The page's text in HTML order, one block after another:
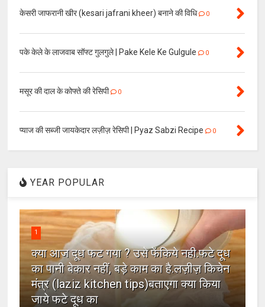
केसरी जाफरानी खीर (kesari jafrani kheer) बनाने की विधि 0
पके केले के लाजवाब सॉफ्ट गुलगुले | Pake Kele Ke Gulgule 0
मसूर की दाल के कोफ्ते की रेसिपी 0
प्याज की सब्जी जायकेदार लज़ीज़ रेसिपी | Pyaz Sabzi Recipe 0
YEAR POPULAR
1
क्या आज दूध फट गया ? उसे फेंकिये नही.फटे दूध
का पानी बेकार नहीं, बड़े काम का है.लज़ीज़ किचेन
मंत्र (laziz kitchen tips)बताएगा क्या किया
जाये फटे दूध का